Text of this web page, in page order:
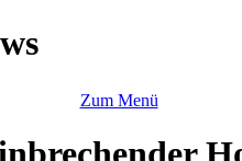
Zum Menü